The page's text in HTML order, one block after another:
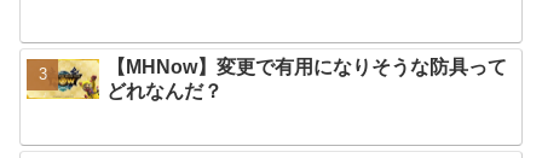
【MHNow】変更で有用になりそうな防具って
どれなんだ？